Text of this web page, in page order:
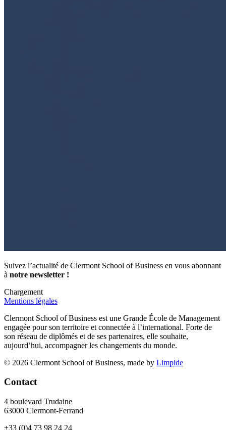
Suivez l’actualité de Clermont School of Business en vous abonnant
à notre newsletter !
Chargement
Mentions légales
Clermont School of Business est une Grande École de Management
engagée pour son territoire et connectée à l’international. Forte de
son réseau de diplômés et de ses partenaires, elle souhaite,
aujourd’hui, accompagner les changements du monde.
© 2026 Clermont School of Business, made by Limpide
Contact
4 boulevard Trudaine
63000 Clermont-Ferrand
+33 (0)4 73 98 24 24